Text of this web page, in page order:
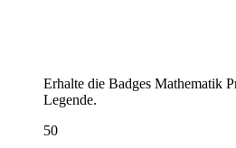
Erhalte die Badges Mathematik
Legende.
50